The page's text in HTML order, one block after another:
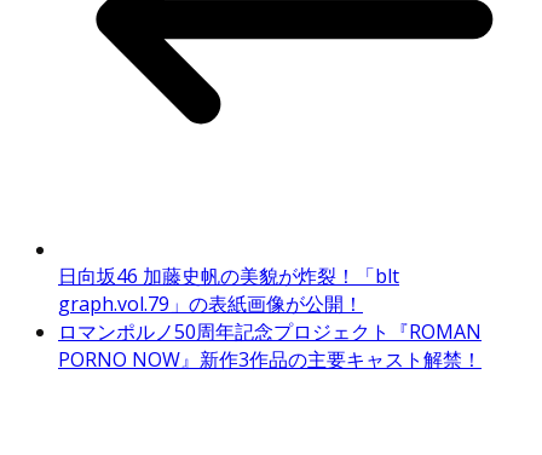
日向坂46 加藤史帆の美貌が炸裂！「blt
graph.vol.79」の表紙画像が公開！
ロマンポルノ50周年記念プロジェクト『ROMAN
PORNO NOW』新作3作品の主要キャスト解禁！